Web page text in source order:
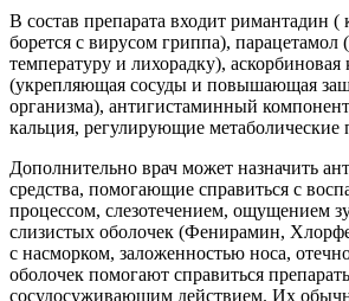
В состав препарата входит римантадин (
борется с вирусом гриппа),
температуру и лихорадку), аскорбиновая
(укрепляющая сосуды и повышающая
организма), антигистаминный
кальция, регулирующие метаболические
Дополнительно врач может назначить
средства, помогающие справиться с
процессом, слезотечением, ощущением
слизистых оболочек (Фенирамин,
с насморком, заложенностью носа,
оболочек помогают справиться
сосудосуживающим действием. Их